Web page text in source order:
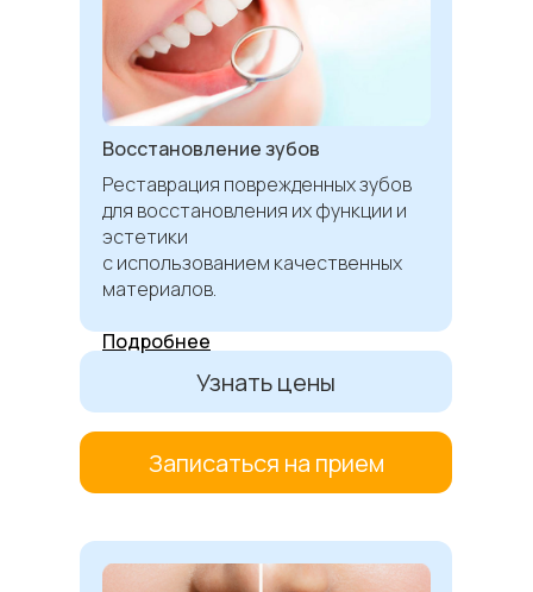
Узнать цены
Записаться на прием
Реставрация поврежденных зубов
для восстановления их функции и
эстетики
с использованием качественных
материалов.
Подробнее
Восстановление зубов